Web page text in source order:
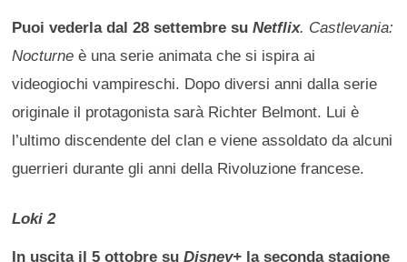
Puoi vederla dal 28 settembre suNetflix. Castlevania:
Nocturne è una serie animata che si ispira ai
videogiochi vampireschi. Dopo diversi anni dalla serie
originale il protagonista sarà Richter Belmont. Lui è
l’ultimo discendente del clan e viene assoldato da alcuni
guerrieri durante gli anni della Rivoluzione francese.
Loki 2
In uscita il 5 ottobre suDisney+ la seconda stagione